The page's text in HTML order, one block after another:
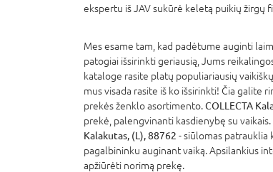
ekspertu iš JAV sukūrė keletą puikių žirgų
Mes esame tam, kad padėtume auginti
patogiai išsirinkti geriausią, Jums
kataloge rasite platų populiariausių
mus visada rasite iš ko išsirinkti! Čia galite
prekės ženklo asortimento.COLLECTA
prekė, palengvinanti kasdienybę su
Kalakutas, (L), 88762 - siūlomas patrauklia
pagalbininku auginant vaiką. Apsilankius
apžiūrėti norimą prekę.